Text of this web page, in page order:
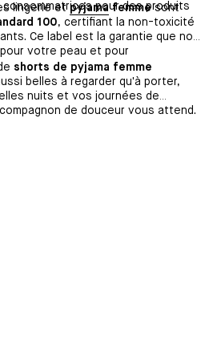
pour des produits
lingerie etpyjamafemmesont
100, certifiant la non-toxicité
Ce label est la garantie que nos
votre peau et pour
shorts de pyjama femme
belles à regarder qu'à porter,
nuits et vos journées de
de douceur vous attend.